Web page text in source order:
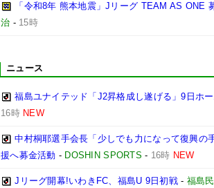
「令和8年 熊本地震」Jリーグ TEAM AS ONE
治 - 15時
ニュース
福島ユナイテッド「J2昇格成し遂げる」9日ホ
16時 NEW
中村桐耶選手会長「少しでも力になって復興の
援へ募金活動 - DOSHIN SPORTS - 16時 NEW
Jリーグ開幕!いわきFC、福島U 9日初戦- 福島